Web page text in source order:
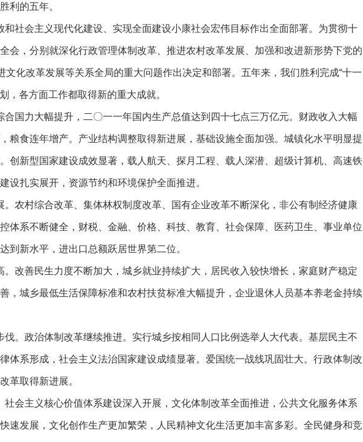
利的五年。
会主义现代化建设、实现全面建设小康社会宏伟目标作出全面部署。为贯彻十
会，分别就深化行政管理体制改革、推进农村改革发展、加强和改进新形势下党的
文化改革发展等关系全局的重大问题作出决定和部署。五年来，我们胜利完成“十一
，各方面工作都取得新的重大成就。
力大幅提升，二〇一一年国内生产总值达到四十七点三万亿元。财政收入大幅
粮食连年增产。产业结构调整取得新进展，基础设施全面加强。城镇化水平明显提
创新型国家建设成效显著，载人航天、探月工程、载人深潜、超级计算机、高速铁
设扎实展开，资源节约和环境保护全面推进。
村综合改革、集体林权制度改革、国有企业改革不断深化，非公有制经济健康
体系不断健全，财税、金融、价格、科技、教育、社会保障、医药卫生、事业单位
到新水平，进出口总额跃居世界第二位。
善民生力度不断加大，城乡就业持续扩大，居民收入较快增长，家庭财产稳定
，城乡最低生活保障标准和农村扶贫标准大幅提升，企业退休人员基本养老金持续
政治体制改革继续推进。实行城乡按相同人口比例选举人大代表。基层民主不
体系形成，社会主义法治国家建设成绩显著。爱国统一战线巩固壮大。行政体制改
革取得新进展。
主义核心价值体系建设深入开展，文化体制改革全面推进，公共文化服务体系
速发展，文化创作生产更加繁荣，人民精神文化生活更加丰富多彩。全民健身和竞